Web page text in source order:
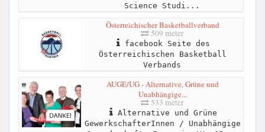
Science Studi...
Österreichischer Basketballverband
509 meter
facebook Seite des
Österreichischen Basketball
Verbands
AUGE/UG - Alternative, Grüne und
Unabhängige...
533 meter
Alternative und Grüne
GewerkschafterInnen / Unabhängige